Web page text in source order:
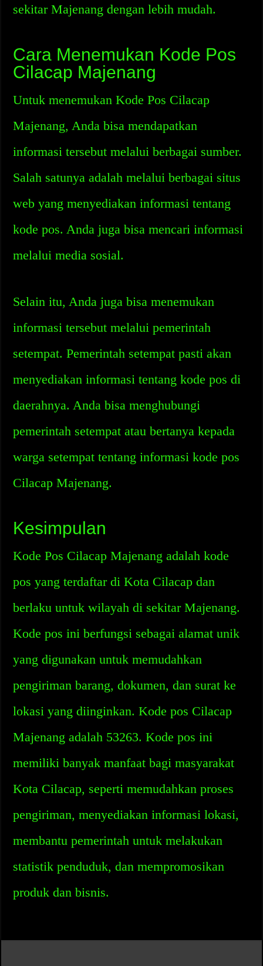
sekitar Majenang dengan lebih mudah.
Cara Menemukan Kode Pos
Cilacap Majenang
Untuk menemukan Kode Pos Cilacap
Majenang, Anda bisa mendapatkan
informasi tersebut melalui berbagai sumber.
Salah satunya adalah melalui berbagai situs
web yang menyediakan informasi tentang
kode pos. Anda juga bisa mencari informasi
melalui media sosial.
Selain itu, Anda juga bisa menemukan
informasi tersebut melalui pemerintah
setempat. Pemerintah setempat pasti akan
menyediakan informasi tentang kode pos di
daerahnya. Anda bisa menghubungi
pemerintah setempat atau bertanya kepada
warga setempat tentang informasi kode pos
Cilacap Majenang.
Kesimpulan
Kode Pos Cilacap Majenang adalah kode
pos yang terdaftar di Kota Cilacap dan
berlaku untuk wilayah di sekitar Majenang.
Kode pos ini berfungsi sebagai alamat unik
yang digunakan untuk memudahkan
pengiriman barang, dokumen, dan surat ke
lokasi yang diinginkan. Kode pos Cilacap
Majenang adalah 53263. Kode pos ini
memiliki banyak manfaat bagi masyarakat
Kota Cilacap, seperti memudahkan proses
pengiriman, menyediakan informasi lokasi,
membantu pemerintah untuk melakukan
statistik penduduk, dan mempromosikan
produk dan bisnis.